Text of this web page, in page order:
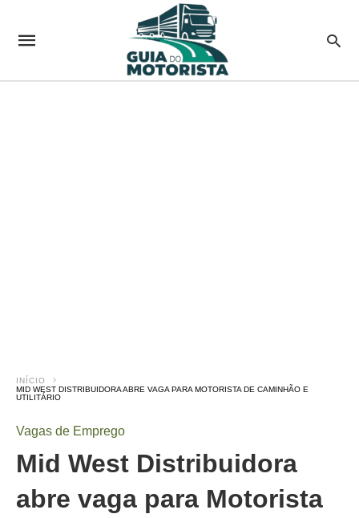
INÍCIO
MID WEST DISTRIBUIDORA ABRE VAGA PARA MOTORISTA DE CAMINHÃO E
UTILITÁRIO
Vagas de Emprego
Mid West Distribuidora
abre vaga para Motorista